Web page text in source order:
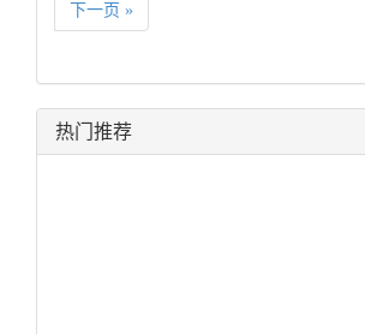
下一页 »
热门推荐